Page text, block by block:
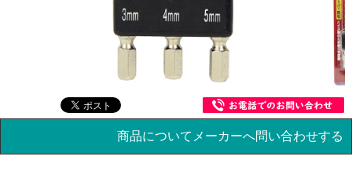
商品についてメーカーへ問い合わせする